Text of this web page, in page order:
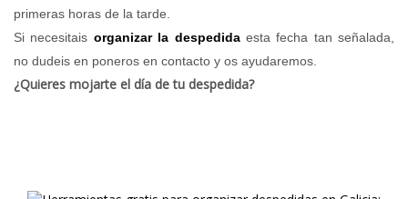
primeras horas de la tarde.
Si necesitais organizar la despedidaesta fecha tan señalada,
no dudeis en poneros en contacto y os ayudaremos.
¿Quieres mojarte el día de tu despedida?